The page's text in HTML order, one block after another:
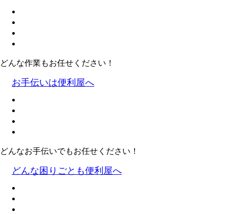
どんな作業もお任せください！
お手伝いは便利屋へ
どんなお手伝いでもお任せください！
どんな困りごとも便利屋へ